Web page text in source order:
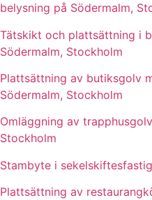
belysning på Södermalm,
Tätskikt och plattsättning i
Södermalm, Stockholm
Plattsättning av butiksgolv
Södermalm, Stockholm
Omläggning av
Stockholm
Stambyte i
Plattsättning av